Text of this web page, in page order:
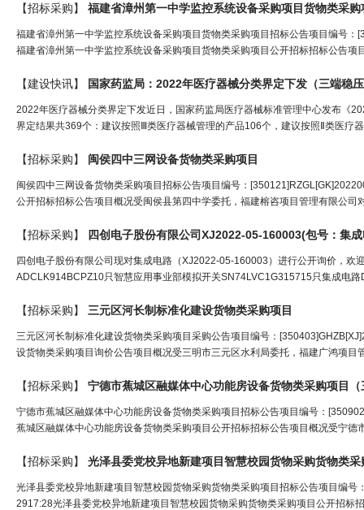
【招标采购】 福建省漳州第一中学监控系统设备采购项目货物类采购
福建省漳州第一中学监控系统设备采购项目货物类采购项目招标公告项目编号
福建省漳州第一中学监控系统设备采购项目货物类采购项目公开招标招标公告
【建设快讯】 国家药监局：2022年医疗器械分类界定下发（三端稳
2022年医疗器械分类界定下发近日，国家药监局医疗器械标准管理中心发布《
界定结果共369个：建议按照Ⅲ类医疗器械管理的产品106个，建议按照Ⅱ类医疗
【招标采购】 闽侯四中三网设备货物类采购项目
闽侯四中三网设备货物类采购项目招标公告项目编号：
公开招标招标公告项目概况受闽侯县第四中学委托，福建榕咨项目管理有限公
【招标采购】 四创电子股份有限公司XJ2022-05-160003(包号：集
四创电子股份有限公司现对集成电路（XJ2022-05-160003）进行公开询价，
ADCLK914BCPZ10只智慧应用事业部模拟开关SN74LVC1G315715只集成电
【招标采购】 三元区河长制标准化建设货物类采购项目
三元区河长制标准化建设货物类采购项目采购公告项目编号：
设货物类采购项目询价公告项目概况受三明市三元区水利局委托，福建广鸿项
【招标采购】 宁德市蕉城区融媒体中心功能房设备货物类采购项目（
宁德市蕉城区融媒体中心功能房设备货物类采购项目招标公告项目编号：
蕉城区融媒体中心功能房设备货物类采购项目公开招标招标公告项目概况受宁
【招标采购】 光泽县委党校异地新建项目智慧校园货物采购货物类采
光泽县委党校异地新建项目智慧校园货物采购货物类采购项目招标公告项目编
2917:28光泽县委党校异地新建项目智慧校园货物采购货物类采购项目公开招标